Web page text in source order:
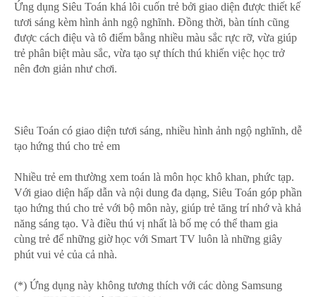
Ứng dụng Siêu Toán khá lôi cuốn trẻ bởi giao diện được thiết kế
tươi sáng kèm hình ảnh ngộ nghĩnh. Đồng thời, bàn tính cũng
được cách điệu và tô điểm bằng nhiều màu sắc rực rỡ, vừa giúp
trẻ phân biệt màu sắc, vừa tạo sự thích thú khiến việc học trở
nên đơn giản như chơi.
Siêu Toán có giao diện tươi sáng, nhiều hình ảnh ngộ nghĩnh, dễ
tạo hứng thú cho trẻ em
Nhiều trẻ em thường xem toán là môn học khô khan, phức tạp.
Với giao diện hấp dẫn và nội dung đa dạng, Siêu Toán góp phần
tạo hứng thú cho trẻ với bộ môn này, giúp trẻ tăng trí nhớ và khả
năng sáng tạo. Và điều thú vị nhất là bố mẹ có thể tham gia
cùng trẻ để những giờ học với Smart TV luôn là những giây
phút vui vẻ của cả nhà.
(*) Ứng dụng này không tương thích với các dòng Samsung